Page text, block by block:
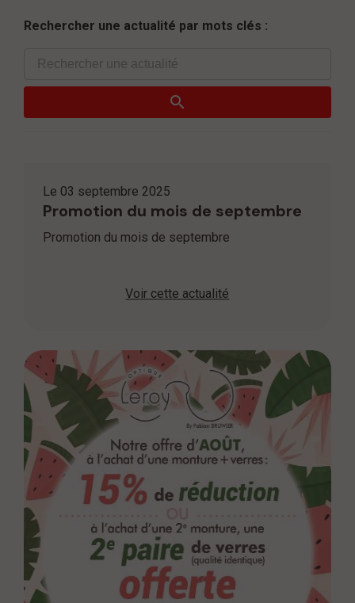
Rechercher une actualité par mots clés :
Le 03 septembre 2025
Promotion du mois de septembre
Promotion du mois de septembre
Voir cette actualité